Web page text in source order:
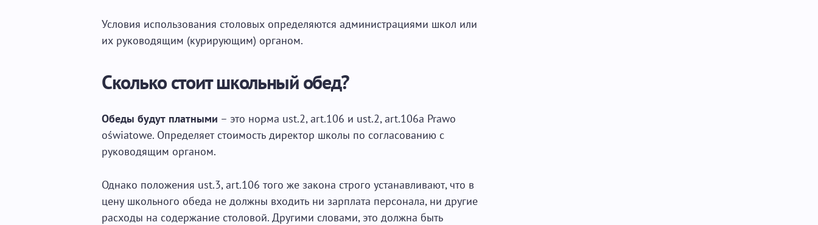
Условия использования столовых определяются администрациями школ или
их руководящим (курирующим) органом.
Сколько стоит школьный обед?
Обеды будут платными – это норма ust.2, art.106 и ust.2, art.106a Prawo
oświatowe. Определяет стоимость директор школы по согласованию с
руководящим органом.
Однако положения ust.3, art.106 того же закона строго устанавливают, что в
цену школьного обеда не должны входить ни зарплата персонала, ни другие
расходы на содержание столовой. Другими словами, это должна быть